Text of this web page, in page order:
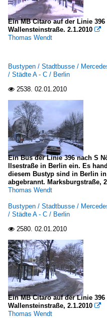
Ein MB Citaro auf der Linie
Wallensteinstraße. 2.1.2010 
Thomas Wendt
Bustypen / Stadtbusse /
/ Städte A - C / Berlin
 2538. 02.01.2010
Ein Bus der Linie 396 nach S
Ilsestraße in Berlin ein. Es
diesem Bustyp sind in Berlin
abgebrannt. Marksburgstraße,
Thomas Wendt
Bustypen / Stadtbusse /
/ Städte A - C / Berlin
 2580. 02.01.2010
Ein MB Citaro auf der Linie
Wallensteinstraße, 2.1.2010 
Thomas Wendt